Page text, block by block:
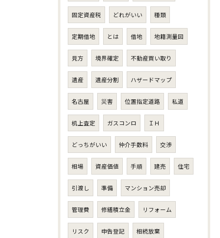
固定資産税 どれがいい 種類
定期借地 とは 借地 地籍測量図
見方 境界確定 不動産買い取り
遺産 遺産分割 ハザードマップ
名古屋 災害 位置指定道路 私道
机上査定 ガスコンロ ＩＨ
どっちがいい 仲介手数料 交渉
相場 資産価値 手順 建売 住宅
引渡し 準備 マンション売却
管理費 修繕積立金 リフォーム
リスク 申告登記 相続放棄